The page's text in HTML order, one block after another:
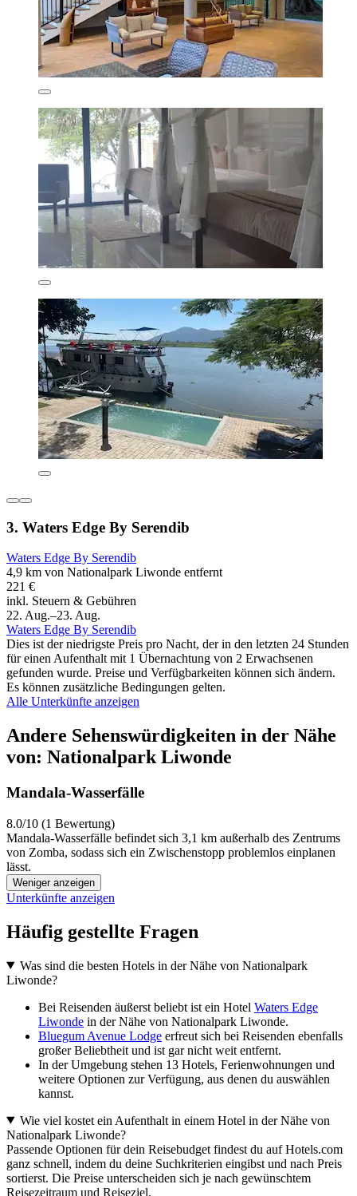
3. Waters Edge By Serendib
Waters Edge By Serendib
4,9 km von Nationalpark Liwonde entfernt
221 €
inkl. Steuern & Gebühren
22. Aug.–23. Aug.
Waters Edge By Serendib
Dies ist der niedrigste Preis pro Nacht, der in den letzten 24 Stunden
für einen Aufenthalt mit 1 Übernachtung von 2 Erwachsenen
gefunden wurde. Preise und Verfügbarkeiten können sich ändern.
Es können zusätzliche Bedingungen gelten.
Alle Unterkünfte anzeigen
Andere Sehenswürdigkeiten in der Nähe
von: Nationalpark Liwonde
Mandala-Wasserfälle
8.0/10 (1 Bewertung)
Mandala-Wasserfälle befindet sich 3,1 km außerhalb des Zentrums
von Zomba, sodass sich ein Zwischenstopp problemlos einplanen
lässt.
Weniger anzeigen
Unterkünfte anzeigen
Häufig gestellte Fragen
Was sind die besten Hotels in der Nähe von Nationalpark
Liwonde?
Bei Reisenden äußerst beliebt ist ein Hotel Waters Edge
Liwonde in der Nähe von Nationalpark Liwonde.
Bluegum Avenue Lodge erfreut sich bei Reisenden ebenfalls
großer Beliebtheit und ist gar nicht weit entfernt.
In der Umgebung stehen 13 Hotels, Ferienwohnungen und
weitere Optionen zur Verfügung, aus denen du auswählen
kannst.
Wie viel kostet ein Aufenthalt in einem Hotel in der Nähe von
Nationalpark Liwonde?
Passende Optionen für dein Reisebudget findest du auf Hotels.com
ganz schnell, indem du deine Suchkriterien eingibst und nach Preis
sortierst. Die Preise unterscheiden sich je nach gewünschtem
Reisezeitraum und Reiseziel.